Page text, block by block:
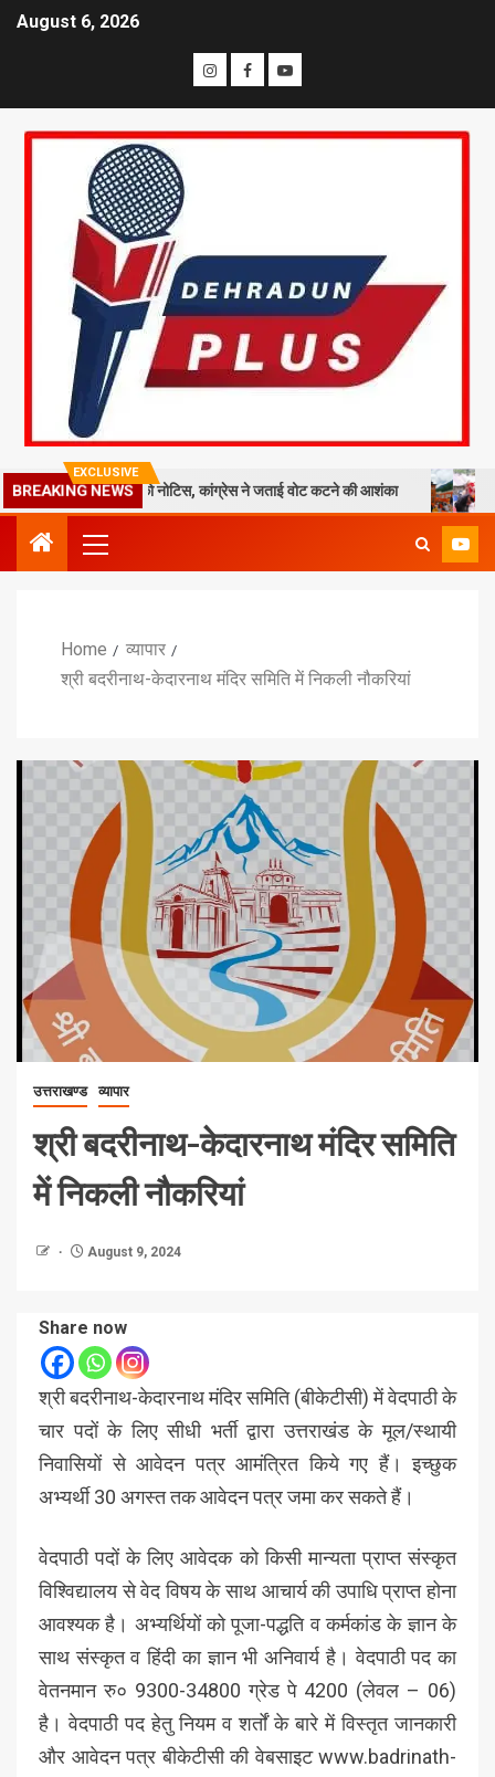
August 6, 2026
EXCLUSIVE
BREAKING NEWS
मतदाताओं को नोटिस, कांग्रेस ने जताई वोट कटने की आशंका धराली
Home
व्यापार
श्री बदरीनाथ-केदारनाथ मंदिर समिति में निकली नौकरियां
उत्तराखण्ड व्यापार
श्री बदरीनाथ-केदारनाथ मंदिर समिति
में निकली नौकरियां
August 9, 2024
Share now
श्री बदरीनाथ-केदारनाथ मंदिर समिति (बीकेटीसी) में वेदपाठी के
चार पदों के लिए सीधी भर्ती द्वारा उत्तराखंड के मूल/स्थायी
निवासियों से आवेदन पत्र आमंत्रित किये गए हैं। इच्छुक
अभ्यर्थी 30 अगस्त तक आवेदन पत्र जमा कर सकते हैं।
वेदपाठी पदों के लिए आवेदक को किसी मान्यता प्राप्त संस्कृत
विश्विद्यालय से वेद विषय के साथ आचार्य की उपाधि प्राप्त होना
आवश्यक है। अभ्यर्थियों को पूजा-पद्धति व कर्मकांड के ज्ञान के
साथ संस्कृत व हिंदी का ज्ञान भी अनिवार्य है। वेदपाठी पद का
वेतनमान रु० 9300-34800 ग्रेड पे 4200 (लेवल – 06)
है। वेदपाठी पद हेतु नियम व शर्तों के बारे में विस्तृत जानकारी
और आवेदन पत्र बीकेटीसी की वेबसाइट www.badrinath-